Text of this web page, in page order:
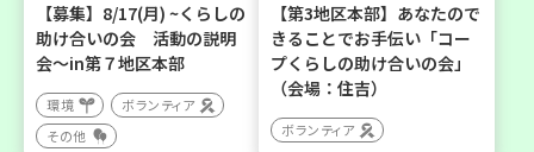
【募集】8/17(月) ~くらしの
助け合いの会 活動の説明
会～in第７地区本部
環境
ボランティア
その他
【第3地区本部】あなたので
きることでお手伝い「コー
プくらしの助け合いの会」
（会場：住吉）
ボランティア